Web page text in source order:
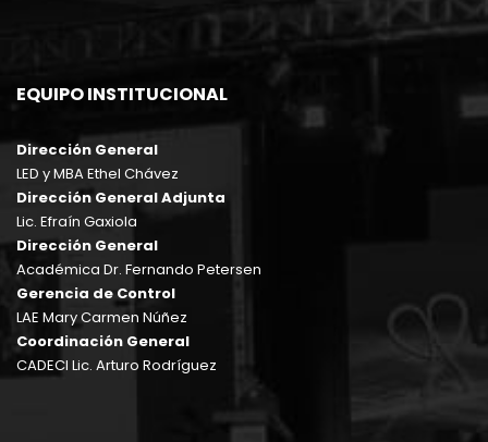
EQUIPO INSTITUCIONAL
Dirección General
LED y MBA Ethel Chávez
Dirección General Adjunta
Lic. Efraín Gaxiola
Dirección General
Académica Dr. Fernando Petersen
Gerencia de Control
LAE Mary Carmen Núñez
Coordinación General
CADECI Lic. Arturo Rodríguez